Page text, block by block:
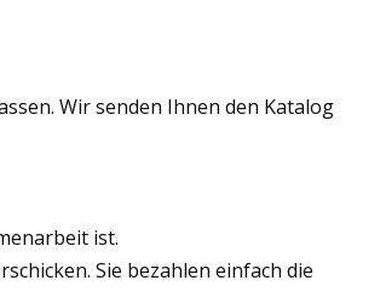
Wir senden Ihnen den Katalog
ist.
Sie bezahlen einfach die